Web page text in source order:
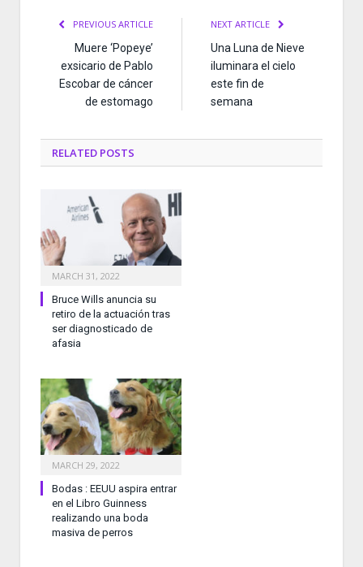
PREVIOUS ARTICLE
Muere ‘Popeye’
exsicario de Pablo
Escobar de cáncer
de estomago
NEXT ARTICLE
Una Luna de Nieve
iluminara el cielo
este fin de
semana
RELATED POSTS
MARCH 31, 2022
Bruce Wills anuncia su
retiro de la actuación tras
ser diagnosticado de
afasia
MARCH 29, 2022
Bodas : EEUU aspira entrar
en el Libro Guinness
realizando una boda
masiva de perros